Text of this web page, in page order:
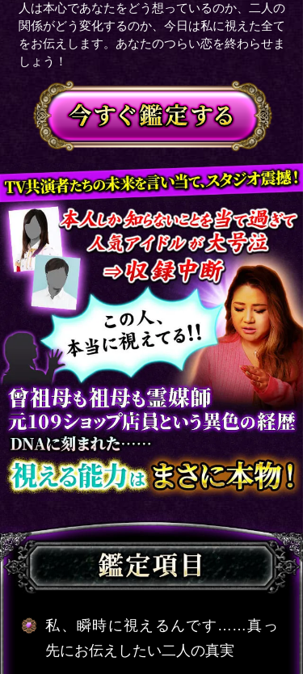
人は本心であなたをどう想っているのか、二人の
関係がどう変化するのか、今日は私に視えた全て
をお伝えします。あなたのつらい恋を終わらせま
しょう！
私、瞬時に視えるんです……真っ
先にお伝えしたい二人の真実